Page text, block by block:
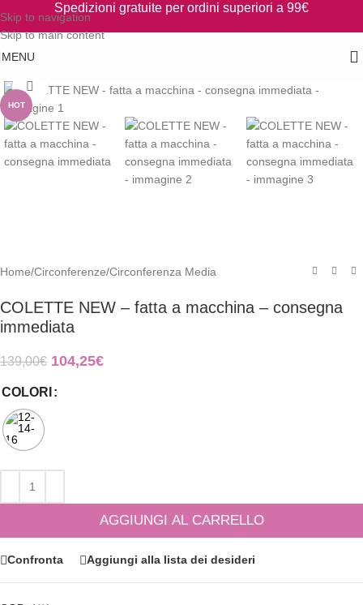
Skip to navigation
Skip to main content
Spedizioni gratuite per ordini superiori a 99€
MENU
HOT
Clicca per ingrandire
Home/Circonferenze/Circonferenza Media
COLETTE NEW – fatta a macchina – consegna
immediata
139,00€ 104,25€
COLORI
AGGIUNGI AL CARRELLO
Confronta Aggiungi alla lista dei desideri